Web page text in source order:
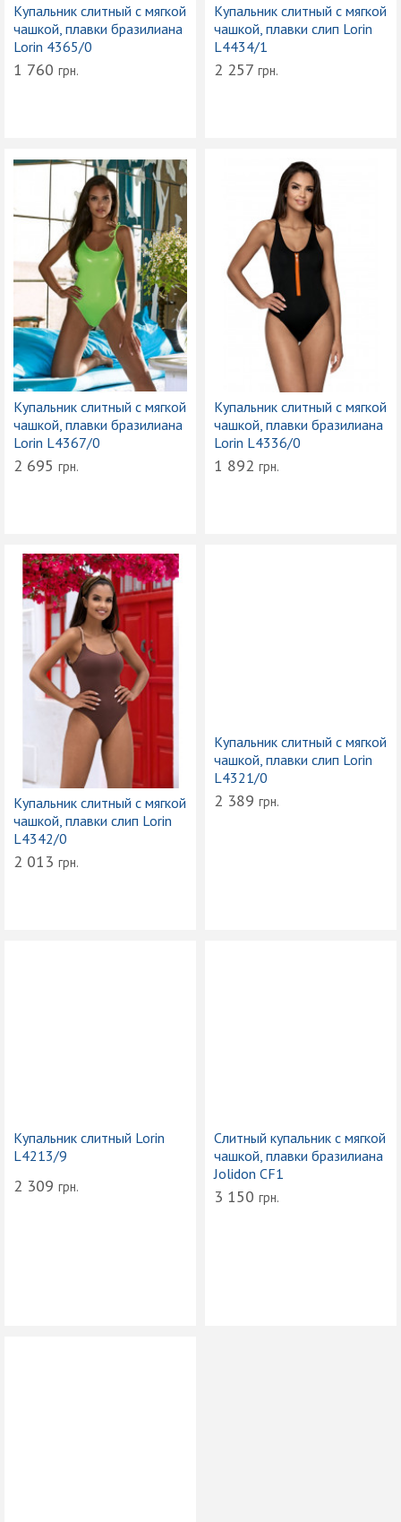
Купальник слитный с мягкой
чашкой, плавки бразилиана
Lorin 4365/0
1 760 грн.
Купальник слитный с мягкой
чашкой, плавки слип Lorin
L4434/1
2 257 грн.
Купальник слитный с мягкой
чашкой, плавки бразилиана
Lorin L4367/0
2 695 грн.
Купальник слитный с мягкой
чашкой, плавки бразилиана
Lorin L4336/0
1 892 грн.
Купальник слитный с мягкой
чашкой, плавки слип Lorin
L4342/0
2 013 грн.
Купальник слитный с мягкой
чашкой, плавки слип Lorin
L4321/0
2 389 грн.
Купальник слитный Lorin
L4213/9
2 309 грн.
Слитный купальник с мягкой
чашкой, плавки бразилиана
Jolidon CF1
3 150 грн.